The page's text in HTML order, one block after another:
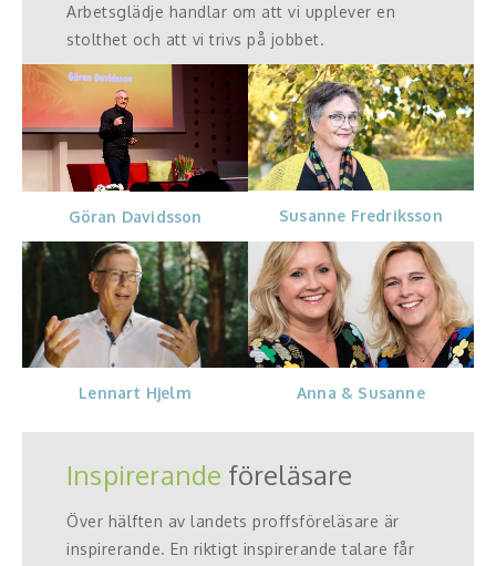
Arbetsglädje handlar om att vi upplever en
stolthet och att vi trivs på jobbet.
Göran Davidsson Susanne Fredriksson
Lennart Hjelm Anna & Susanne
Inspirerande föreläsare
Över hälften av landets proffsföreläsare är
inspirerande. En riktigt inspirerande talare får